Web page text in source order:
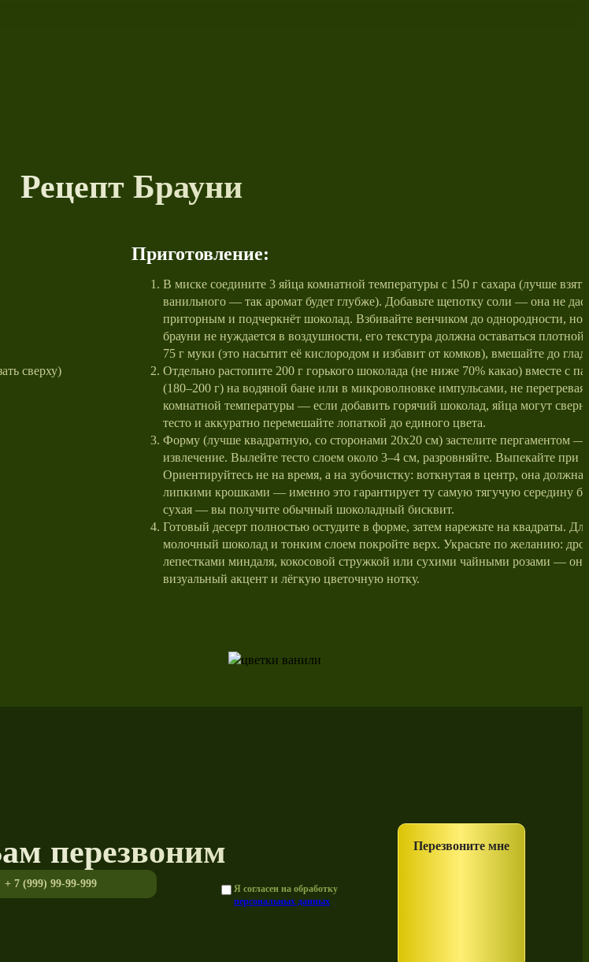
Рецепт Брауни
сверху)
Приготовление:
В миске соедините 3 яйца комнатной температуры с 150 г сахара (лучше
ванильного — так аромат будет глубже). Добавьте щепотку соли — она не
приторным и подчеркнёт шоколад. Взбивайте венчиком до однородности,
брауни не нуждается в воздушности, его текстура должна оставаться
75 г муки (это насытит её кислородом и избавит от комков), вмешайте до
Отдельно растопите 200 г горького шоколада (не ниже 70% какао) вместе с
(180–200 г) на водяной бане или в микроволновке импульсами, не
комнатной температуры — если добавить горячий шоколад, яйца могут
тесто и аккуратно перемешайте лопаткой до единого цвета.
Форму (лучше квадратную, со сторонами 20х20 см) застелите пергаментом —
извлечение. Вылейте тесто слоем около 3–4 см, разровняйте. Выпекайте при
Ориентируйтесь не на время, а на зубочистку: воткнутая в центр, она
липкими крошками — именно это гарантирует ту самую тягучую середину
сухая — вы получите обычный шоколадный бисквит.
Готовый десерт полностью остудите в форме, затем нарежьте на квадраты.
молочный шоколад и тонким слоем покройте верх. Украсьте по желанию:
лепестками миндаля, кокосовой стружкой или сухими чайными розами —
визуальный акцент и лёгкую цветочную нотку.
перезвоним
Я согласен на обработку
персональных данных
Перезвоните мне